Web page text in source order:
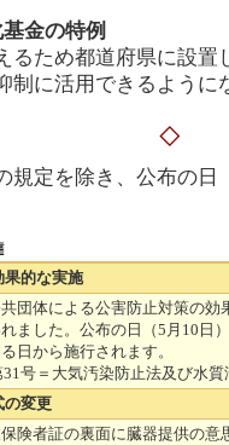
基金の特例
るため都道府県に設置
制に活用できるように
◇
規定を除き、公布の日
的な実施
団体による公害防止対策の
ました。公布の日（5月10日
日から施行されます。
31号＝大気汚染防止法及び水
変更
険者証の裏面に臓器提供の